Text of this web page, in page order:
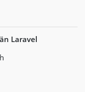
Laravel